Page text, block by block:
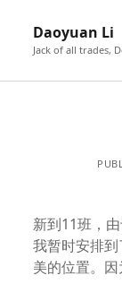
Daoyuan Li
Jack of all trades,
新到11班，
我暂时安排
美的位置。